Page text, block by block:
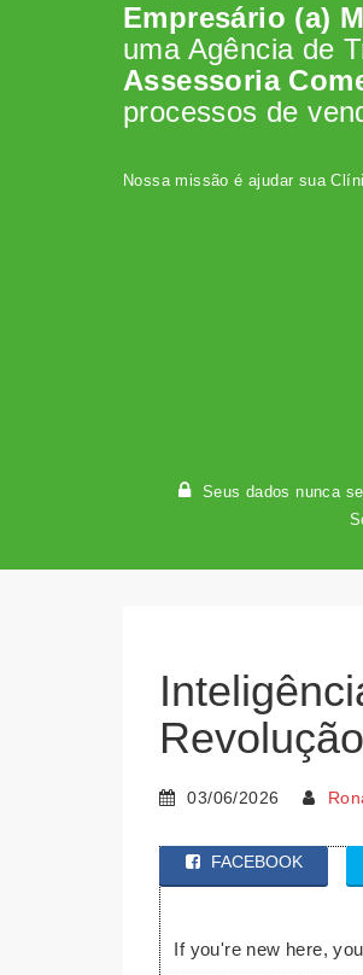
Empresário (a)
uma Agência de
Assessoria
processos de
Nossa missão é ajudar sua
Seus dados nunca
03/06/2026
FACEBOOK
If you're new here,